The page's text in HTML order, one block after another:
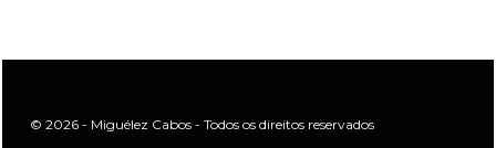
© 2026 - Miguélez Cabos - Todos os direitos reservados